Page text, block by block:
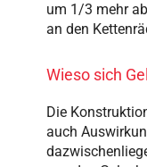
um 1/3 mehr
an den
Wieso sich
Die
auch